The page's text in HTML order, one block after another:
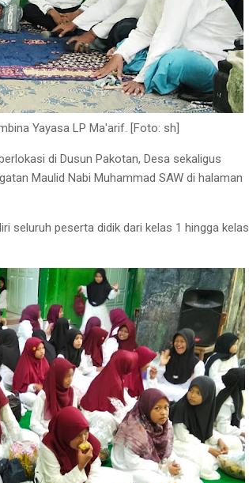
Yayasa LP Ma'arif. [Foto: sh]
di Dusun Pakotan, Desa sekaligus
Maulid Nabi Muhammad SAW di halaman
seluruh peserta didik dari kelas 1 hingga kelas